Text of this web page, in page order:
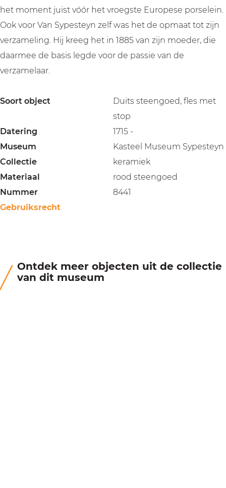
het moment juist vóór het vroegste Europese porselein.
Ook voor Van Sypesteyn zelf was het de opmaat tot zijn
verzameling. Hij kreeg het in 1885 van zijn moeder, die
daarmee de basis legde voor de passie van de
verzamelaar.
Soort object
Duits steengoed, fles met
stop
Datering
1715 -
Museum
Kasteel Museum Sypesteyn
Collectie
keramiek
Materiaal
rood steengoed
Nummer
8441
Gebruiksrecht
Ontdek meer objecten uit de collectie
van dit museum